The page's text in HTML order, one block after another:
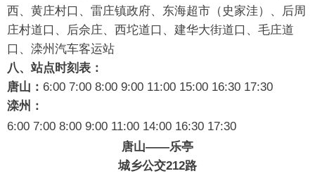
西、黄庄村口、雷庄镇政府、东海超市（史家洼）、后周
庄村道口、后佘庄、西坨道口、建华大街道口、毛庄道
口、滦州汽车客运站
八、站点时刻表：
唐山： 6:00 7:00 8:00 9:00 11:00 15:00 16:30 17:30
滦州：
6:00 7:00 8:00 9:00 11:00 14:00 16:30 17:30
唐山——乐亭
城乡公交212路